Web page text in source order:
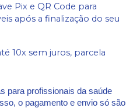
Pix e QR Code para
após a finalização do seu
10x sem juros, parcela
para profissionais da saúde
o pagamento e envio só são